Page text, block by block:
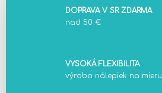
DOPRAVA V SR ZDARMA
nad 50 €
VYSOKÁ FLEXIBILITA
výroba nálepiek na mieru